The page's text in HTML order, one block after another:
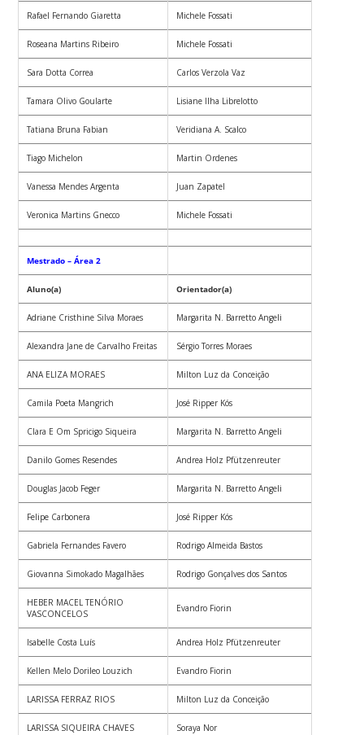
Rafael Fernando Giaretta Michele Fossati
Roseana Martins Ribeiro Michele Fossati
Sara Dotta Correa Carlos Verzola Vaz
Tamara Olivo Goularte Lisiane Ilha Librelotto
Tatiana Bruna Fabian Veridiana A. Scalco
Tiago Michelon Martin Ordenes
Vanessa Mendes Argenta Juan Zapatel
Veronica Martins Gnecco Michele Fossati
Mestrado – Área 2
Aluno(a) Orientador(a)
Adriane Cristhine Silva Moraes Margarita N. Barretto Angeli
Alexandra Jane de Carvalho Freitas Sérgio Torres Moraes
ANA ELIZA MORAES Milton Luz da Conceição
Camila Poeta Mangrich José Ripper Kós
Clara E Om Spricigo Siqueira Margarita N. Barretto Angeli
Danilo Gomes Resendes Andrea Holz Pfützenreuter
Douglas Jacob Feger Margarita N. Barretto Angeli
Felipe Carbonera José Ripper Kós
Gabriela Fernandes Favero Rodrigo Almeida Bastos
Giovanna Simokado Magalhães Rodrigo Gonçalves dos Santos
HEBER MACEL TENÓRIO
VASCONCELOS
Evandro Fiorin
Isabelle Costa Luís Andrea Holz Pfützenreuter
Kellen Melo Dorileo Louzich Evandro Fiorin
LARISSA FERRAZ RIOS Milton Luz da Conceição
LARISSA SIQUEIRA CHAVES Soraya Nor